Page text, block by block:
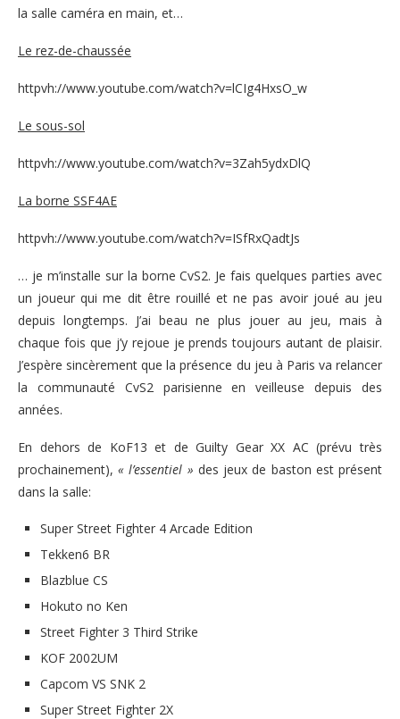
la salle caméra en main, et…
Le rez-de-chaussée
httpvh://www.youtube.com/watch?v=lCIg4HxsO_w
Le sous-sol
httpvh://www.youtube.com/watch?v=3Zah5ydxDlQ
La borne SSF4AE
httpvh://www.youtube.com/watch?v=ISfRxQadtJs
… je m’installe sur la borne CvS2. Je fais quelques parties avec
un joueur qui me dit être rouillé et ne pas avoir joué au jeu
depuis longtemps. J’ai beau ne plus jouer au jeu, mais à
chaque fois que j’y rejoue je prends toujours autant de plaisir.
J’espère sincèrement que la présence du jeu à Paris va relancer
la communauté CvS2 parisienne en veilleuse depuis des
années.
En dehors de KoF13 et de Guilty Gear XX AC (prévu très
prochainement),« l’essentiel » des jeux de baston est présent
dans la salle:
Super Street Fighter 4 Arcade Edition
Tekken6 BR
Blazblue CS
Hokuto no Ken
Street Fighter 3 Third Strike
KOF 2002UM
Capcom VS SNK 2
Super Street Fighter 2X